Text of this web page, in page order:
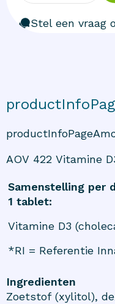
Stel een vraag
AOV 422 Vitamine
Samenstelling per
1 tablet:
Vitamine D3
*RI = Referentie
Ingredienten
Zoetstof (xylitol),